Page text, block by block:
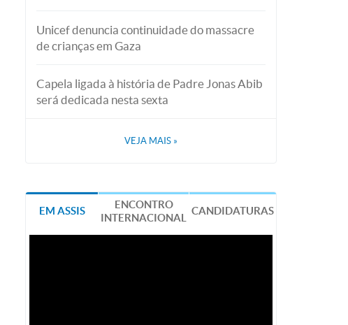
Unicef denuncia continuidade do massacre
de crianças em Gaza
Capela ligada à história de Padre Jonas Abib
será dedicada nesta sexta
VEJA MAIS »
EM ASSIS
ENCONTRO
INTERNACIONAL
CANDIDATURAS